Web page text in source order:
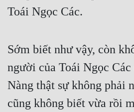
Toái Ngọc Các.
Sớm biết như vậy, còn
người của Toái Ngọc
Nàng thật sự không phải
cũng không biết vừa rồi